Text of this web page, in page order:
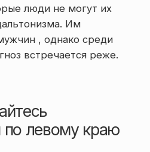
люди не могут их
Им
, однако среди
встречается реже.
по левому краю